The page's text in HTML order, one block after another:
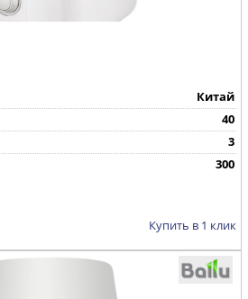
Китай
40
3
300
Купить в 1 клик